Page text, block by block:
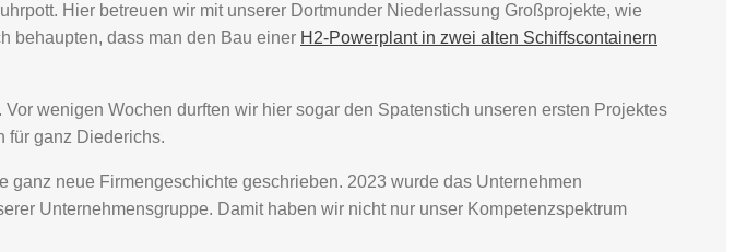
Hier betreuen wir mit unserer Dortmunder Niederlassung Großprojekte, wie
behaupten, dass man den Bau einer H2-Powerplant in zwei alten Schiffscontainern
wenigen Wochen durften wir hier sogar den Spatenstich unseren ersten Projektes
für ganz Diederichs.
neue Firmengeschichte geschrieben. 2023 wurde das Unternehmen
Unternehmensgruppe. Damit haben wir nicht nur unser Kompetenzspektrum